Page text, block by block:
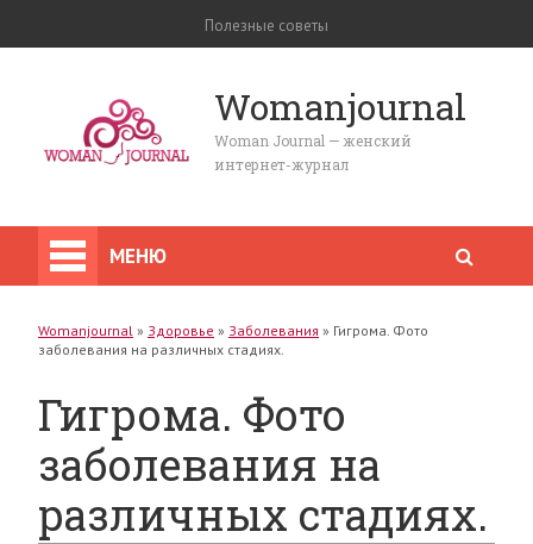
Полезные советы
Womanjournal
Woman Journal — женский
интернет-журнал
МЕНЮ
Womanjournal » Здоровье » Заболевания » Гигрома. Фото
заболевания на различных стадиях.
Гигрома. Фото
заболевания на
различных стадиях.